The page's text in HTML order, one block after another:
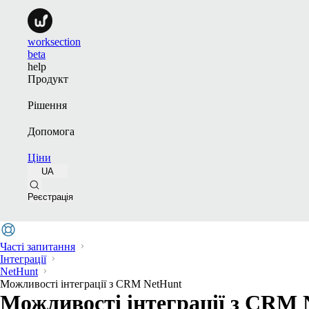
worksection
beta
help
Продукт
Рішення
Допомога
Ціни
UA
Реєстрація
Часті запитання
Інтеграції
NetHunt
Можливості інтеграції з CRM NetHunt
Можливості інтеграції з